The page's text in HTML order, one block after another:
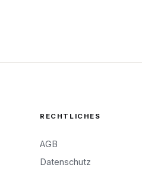
RECHTLICHES
AGB
Datenschutz